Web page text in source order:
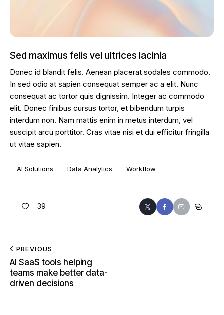
Sed maximus felis vel ultrices lacinia
Donec id blandit felis. Aenean placerat sodales commodo.
In sed odio at sapien consequat semper ac a elit. Nunc
consequat ac tortor quis dignissim. Integer ac commodo
elit. Donec finibus cursus tortor, et bibendum turpis
interdum non. Nam mattis enim in metus interdum, vel
suscipit arcu porttitor. Cras vitae nisi et dui efficitur fringilla
ut vitae sapien.
AI Solutions Data Analytics Workflow
39
PREVIOUS
AI SaaS tools helping
teams make better data-
driven decisions